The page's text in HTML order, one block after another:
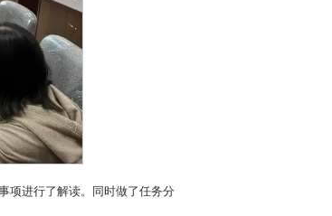
项进行了解读。同时做了任务分